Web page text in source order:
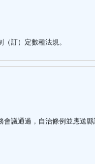
訂）定數種法規。
會議通過，自治條例並應送縣